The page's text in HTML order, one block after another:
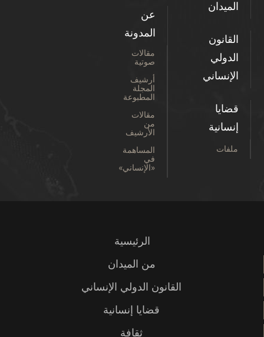
الميدان
القانون
الدولي
الإنساني
قضايا
إنسانية
ملفات
عن
المدونة
مقالات
صوتية
أرشيف
المجلة
المطبوعة
مقالات
من
الأرشيف
المساهمة
في
«الإنساني»
الرئيسية
من الميدان
القانون الدولي الإنساني
قضايا إنسانية
ثقافة